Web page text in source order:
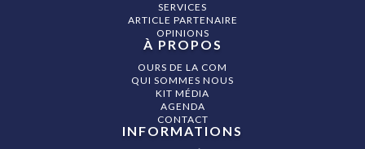
SERVICES
ARTICLE PARTENAIRE
OPINIONS
À PROPOS
OURS DE LA COM
QUI SOMMES NOUS
KIT MÉDIA
AGENDA
CONTACT
INFORMATIONS